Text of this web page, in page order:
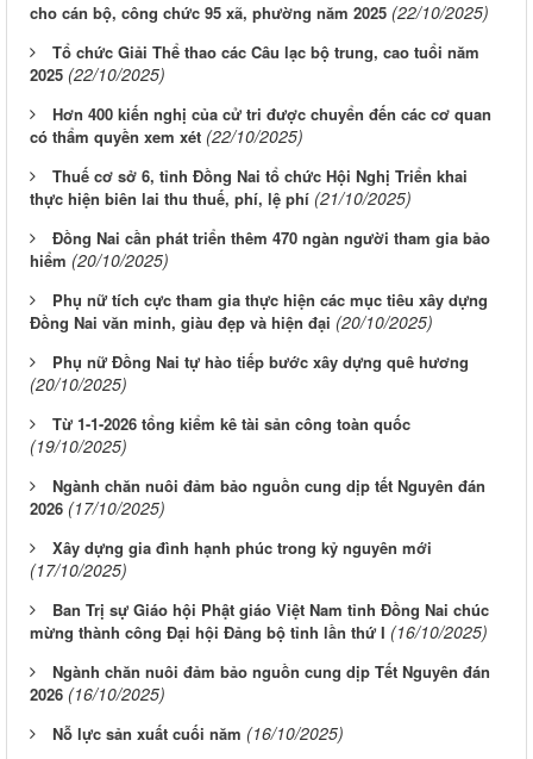
cho cán bộ, công chức 95 xã, phường năm 2025 (22/10/2025)
Tổ chức Giải Thể thao các Câu lạc bộ trung, cao tuổi năm
2025 (22/10/2025)
Hơn 400 kiến nghị của cử tri được chuyển đến các cơ quan
có thẩm quyền xem xét (22/10/2025)
Thuế cơ sở 6, tỉnh Đồng Nai tổ chức Hội Nghị Triển khai
thực hiện biên lai thu thuế, phí, lệ phí (21/10/2025)
Đồng Nai cần phát triển thêm 470 ngàn người tham gia bảo
hiểm (20/10/2025)
Phụ nữ tích cực tham gia thực hiện các mục tiêu xây dựng
Đồng Nai văn minh, giàu đẹp và hiện đại (20/10/2025)
Phụ nữ Đồng Nai tự hào tiếp bước xây dựng quê hương
(20/10/2025)
Từ 1-1-2026 tổng kiểm kê tài sản công toàn quốc
(19/10/2025)
Ngành chăn nuôi đảm bảo nguồn cung dịp tết Nguyên đán
2026 (17/10/2025)
Xây dựng gia đình hạnh phúc trong kỷ nguyên mới
(17/10/2025)
Ban Trị sự Giáo hội Phật giáo Việt Nam tỉnh Đồng Nai chúc
mừng thành công Đại hội Đảng bộ tỉnh lần thứ I (16/10/2025)
Ngành chăn nuôi đảm bảo nguồn cung dịp Tết Nguyên đán
2026 (16/10/2025)
Nỗ lực sản xuất cuối năm (16/10/2025)